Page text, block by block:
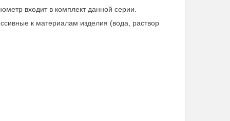
входит в комплект данной серии.
к материалам изделия (вода, раствор